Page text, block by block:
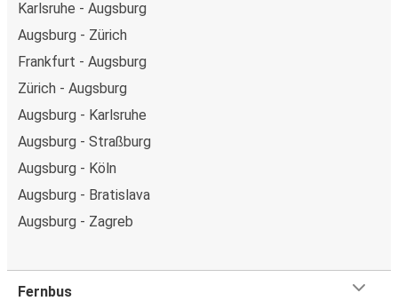
Karlsruhe - Augsburg
Augsburg - Zürich
Frankfurt - Augsburg
Zürich - Augsburg
Augsburg - Karlsruhe
Augsburg - Straßburg
Augsburg - Köln
Augsburg - Bratislava
Augsburg - Zagreb
Fernbus